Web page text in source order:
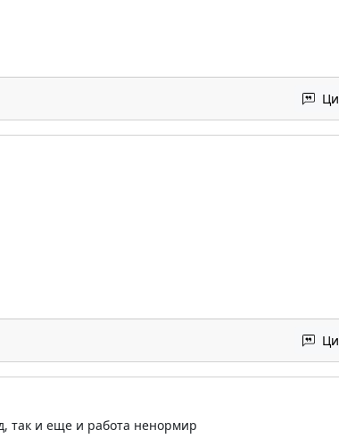
так и еще и работа ненормир